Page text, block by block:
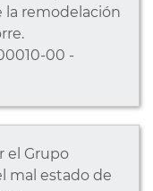
la remodelación
00 -
el Grupo
mal estado de